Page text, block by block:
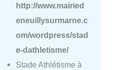
http://www.mairied
eneuillysurmarne.c
om/wordpress/stad
e-dathletisme/
Stade Athlétisme à